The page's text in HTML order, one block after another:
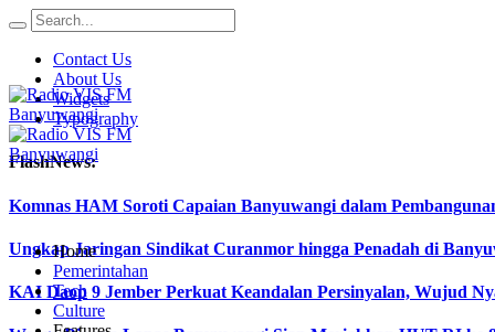
Contact Us
About Us
Widgets
Typography
FlashNews:
Komnas HAM Soroti Capaian Banyuwangi dalam
Ungkap Jaringan Sindikat Curanmor hingga Penadah di
KAI Daop 9 Jember Perkuat Keandalan Persinyalan, Wujud
Home
Pemerintahan
Tech
Culture